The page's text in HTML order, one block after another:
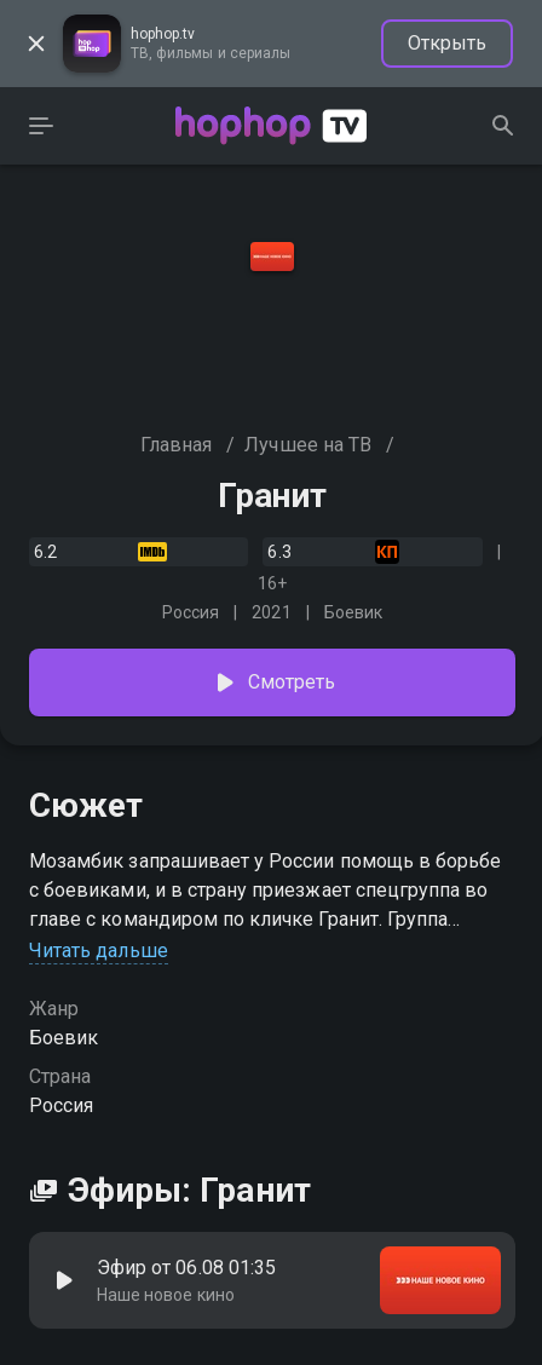
hophop.tv
ТВ, фильмы и сериалы
Открыть
Главная / Лучшее на ТВ /
Гранит
6.2
6.3
16+
Россия
2021 Боевик
Смотреть
Сюжет
Мозамбик запрашивает у России помощь в борьбе
с боевиками, и в страну приезжает спецгруппа во
главе с командиром по кличке Гранит. Группа
Гранита находит в джунглях Жозе, сбежавшего от
Читать дальше
Жанр
Боевик
Страна
Россия
Эфиры: Гранит
Эфир от 06.08 01:35
Наше новое кино